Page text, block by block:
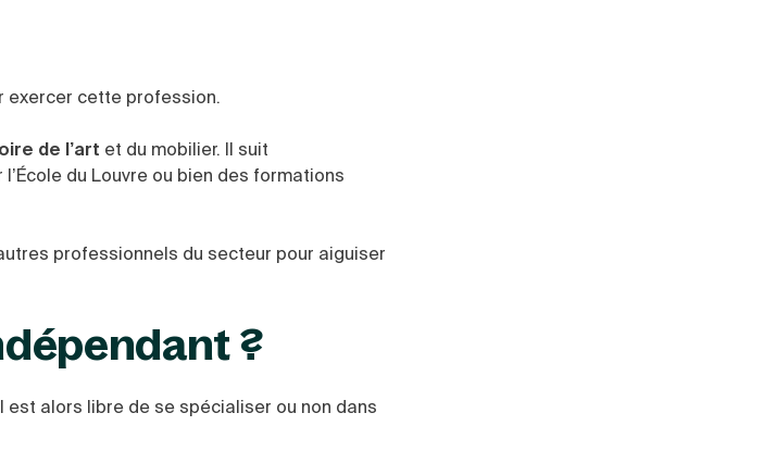
exercer cette profession.
de l’art et du mobilier. Il suit
du Louvre ou bien des formations
professionnels du secteur pour aiguiser
?
est alors libre de se spécialiser ou non dans